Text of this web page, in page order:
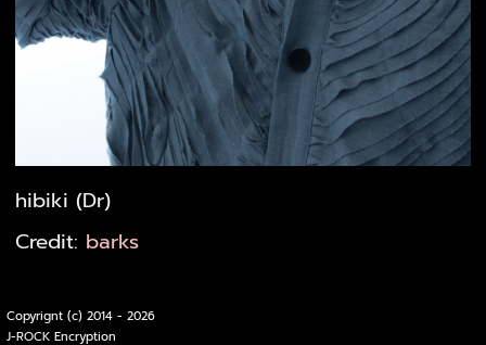
hibiki (Dr)
Credit: barks
Copyrignt (c) 2014 - 2026
J-ROCK Encryption